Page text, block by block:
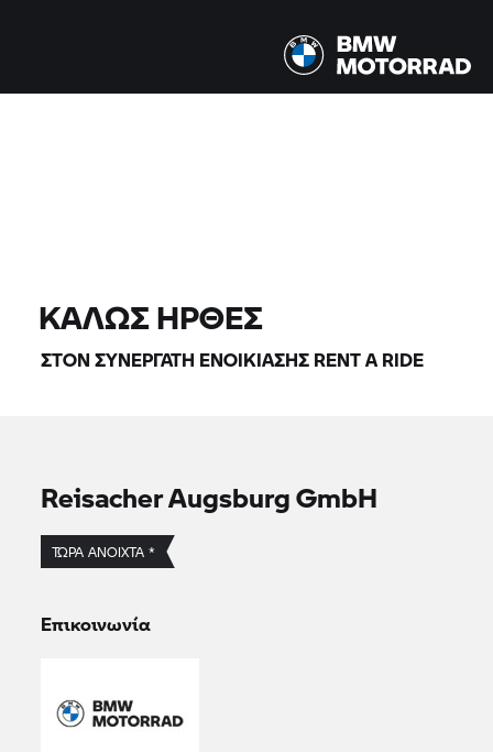
ΚΑΛΏΣ ΉΡΘΕΣ
ΣΤΟΝ ΣΥΝΕΡΓΆΤΗ ΕΝΟΙΚΊΑΣΗΣ RENT A RIDE
Reisacher Augsburg GmbH
ΤΏΡΑ ΑΝΟΙΧΤΆ *
Επικοινωνία